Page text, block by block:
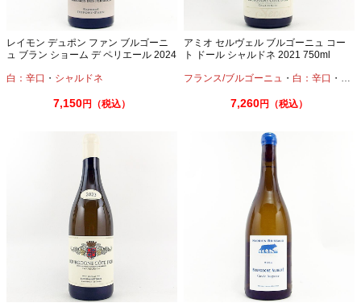
レイモン デュポン ファン ブルゴーニ
ュ ブラン ショーム デ ペリエール 2024
白：辛口 ・ シャルドネ
7,150円（税込）
アミオ セルヴェル ブルゴーニュ コー
ト ドール シャルドネ 2021 750ml
フランス/ブルゴーニュ ・ 白：辛口 ・ シ
7,260円（税込）